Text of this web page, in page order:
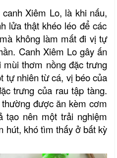
Xiêm Lo, là khi nấu,
lửa thật khéo léo để các
không làm mất đi vị tự
Canh Xiêm Lo gây ấn
thơm nồng đặc trưng
tự nhiên từ cá, vị béo của
trưng của rau tập tàng.
được ăn kèm cơm
tạo nên một trải nghiệm
hút, khó tìm thấy ở bất kỳ